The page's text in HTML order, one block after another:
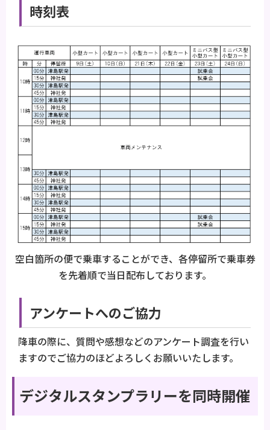
時刻表
空白箇所の便で乗車することができ、各停留所で乗車券
を先着順で当日配布しております。
アンケートへのご協力
降車の際に、質問や感想などのアンケート調査を行い
ますのでご協力のほどよろしくお願いいたします。
デジタルスタンプラリーを同時開催